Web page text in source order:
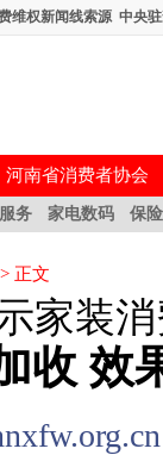
维权新闻线索源 中央
河南省消费者协会
务 家电数码 保
> 正文
家装
收 效